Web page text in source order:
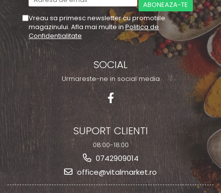
Vreau sa primesc newsletter cu promotiile
magazinului. Afla mai multe in Politica de
Confidentialitate
SOCIAL
Urmareste-ne in social media
SUPORT CLIENTI
08:00-18:00
0742909014
office@vitalmarket.ro